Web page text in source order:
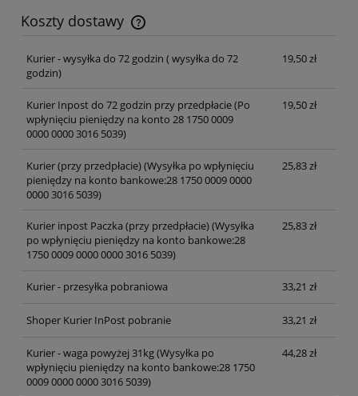
Koszty dostawy
Cena nie zawiera ewentualnych kosztów płatności
Kurier - wysyłka do 72 godzin ( wysyłka do 72
godzin)
19,50 zł
Kurier Inpost do 72 godzin przy przedpłacie(Po
wpłynięciu pieniędzy na konto 28 1750 0009
0000 0000 3016 5039)
19,50 zł
Kurier (przy przedpłacie)(Wysyłka po wpłynięciu
pieniędzy na konto bankowe:28 1750 0009 0000
0000 3016 5039)
25,83 zł
Kurier inpost Paczka (przy przedpłacie)(Wysyłka
po wpłynięciu pieniędzy na konto bankowe:28
1750 0009 0000 0000 3016 5039)
25,83 zł
Kurier - przesyłka pobraniowa 33,21 zł
Shoper Kurier InPost pobranie 33,21 zł
Kurier - waga powyżej 31kg(Wysyłka po
wpłynięciu pieniędzy na konto bankowe:28 1750
0009 0000 0000 3016 5039)
44,28 zł